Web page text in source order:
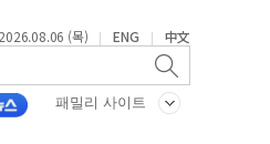
2026.08.06 (목) | ENG | 中文
패밀리 사이트